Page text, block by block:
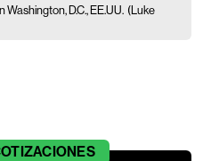
D.C., EE.UU. (Luke